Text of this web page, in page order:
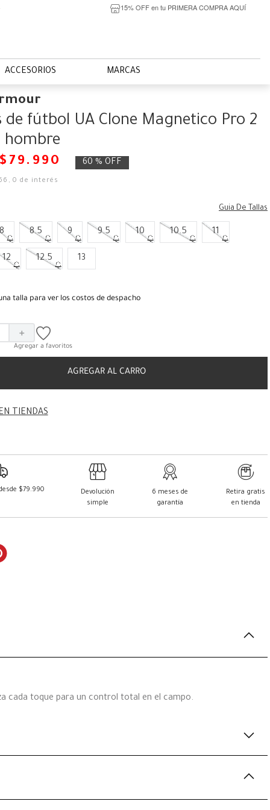
15% OFF en tu PRIMERA COMPRA AQUÍ
ACCESORIOS MARCAS
de fútbol UA Clone Magnetico Pro 2
hombre
$ 79 . 990 60 % OFF
,0 de interés
Guia De Tallas
8.5 9 9.5 10 10.5 11
12 12.5 13
talla para ver los costos de despacho
＋
AGREGAR AL CARRO
TIENDAS
$79.990
Devolución
simple
6 meses de
garantía
Retira gratis
en tienda
cada toque para un control total en el campo.